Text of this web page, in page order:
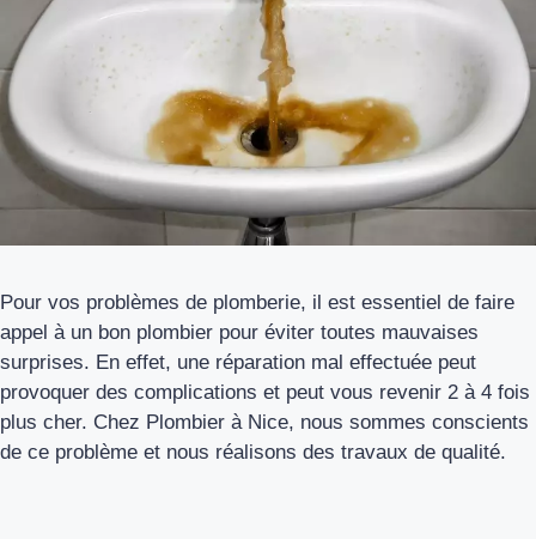
Pour vos problèmes de plomberie, il est essentiel de faire
appel à un bon plombier pour éviter toutes mauvaises
surprises. En effet, une réparation mal effectuée peut
provoquer des complications et peut vous revenir 2 à 4 fois
plus cher. Chez Plombier à Nice, nous sommes conscients
de ce problème et nous réalisons des travaux de qualité.